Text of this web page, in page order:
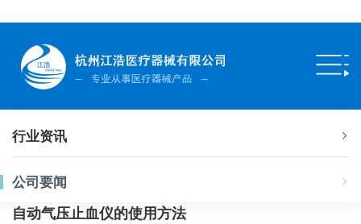
行业资讯
公司要闻
自动气压止血仪的使用方法